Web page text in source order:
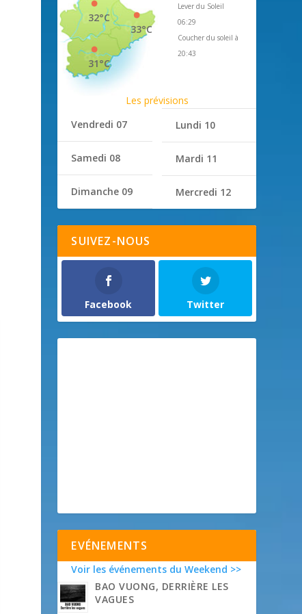
33°C
32°C
31°C
Lever du Soleil
06:29
Coucher du soleil à
20:43
Les prévisions
Vendredi 07
Samedi 08
Dimanche 09
Lundi 10
Mardi 11
Mercredi 12
SUIVEZ-NOUS
Facebook Twitter
EVÉNEMENTS
Voir les événements du Weekend >>
BAO VUONG, DERRIÈRE LES
VAGUES